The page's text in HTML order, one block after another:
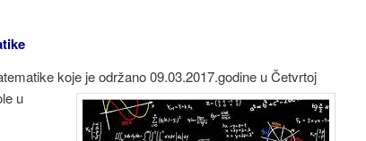
koje je održano 09.03.2017.godine u Četvrtoj
u